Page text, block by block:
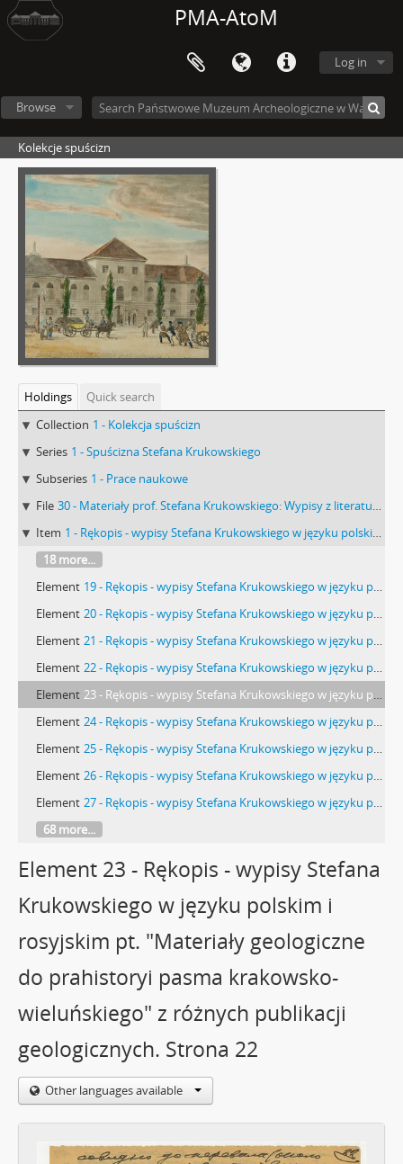
PMA-AtoM
Log in
Browse
Kolekcje spuścizn
Holdings
Quick search
Collection 1 - Kolekcja spuścizn
Series 1 - Spuścizna Stefana Krukowskiego
Subseries 1 - Prace naukowe
File 30 - Materiały prof. Stefana Krukowskiego: Wypisy z literatury cz.III
Item 1 - Rękopis - wypisy Stefana Krukowskiego w języku polskim i rosyjskim pt. "Materiały geologiczne do prahistoryi pasma krakowsko-wieluńskiego" z różnych publikacji geologicznych. Autorska numeracja stron.
18 more...
Element 19 - Rękopis - wypisy Stefana Krukowskiego w języku polskim i rosyjskim pt. "Materiały geologiczne do prahistoryi pasma krakowsko-wieluńskiego" z różnych publikacji geologicznych. Strona 18
Element 20 - Rękopis - wypisy Stefana Krukowskiego w języku polskim i rosyjskim pt. "Materiały geologiczne do prahistoryi pasma krakowsko-wieluńskiego" z różnych publikacji geologicznych. Strona 19
Element 21 - Rękopis - wypisy Stefana Krukowskiego w języku polskim i rosyjskim pt. "Materiały geologiczne do prahistoryi pasma krakowsko-wieluńskiego" z różnych publikacji geologicznych. Strona 20
Element 22 - Rękopis - wypisy Stefana Krukowskiego w języku polskim i rosyjskim pt. "Materiały geologiczne do prahistoryi pasma krakowsko-wieluńskiego" z różnych publikacji geologicznych. Strona 21
Element 23 - Rękopis - wypisy Stefana Krukowskiego w języku polskim i rosyjskim pt. "Materiały geologiczne do prahistoryi pasma krakowsko-wieluńskiego" z różnych publikacji geologicznych. Strona 22
Element 24 - Rękopis - wypisy Stefana Krukowskiego w języku polskim i rosyjskim pt. "Materiały geologiczne do prahistoryi pasma krakowsko-wieluńskiego" z różnych publikacji geologicznych. Strona 23
Element 25 - Rękopis - wypisy Stefana Krukowskiego w języku polskim i rosyjskim pt. "Materiały geologiczne do prahistoryi pasma krakowsko-wieluńskiego" z różnych publikacji geologicznych. Strona 24
Element 26 - Rękopis - wypisy Stefana Krukowskiego w języku polskim i rosyjskim pt. "Materiały geologiczne do prahistoryi pasma krakowsko-wieluńskiego" z różnych publikacji geologicznych. Strona 25
Element 27 - Rękopis - wypisy Stefana Krukowskiego w języku polskim i rosyjskim pt. "Materiały geologiczne do prahistoryi pasma krakowsko-wieluńskiego" z różnych publikacji geologicznych. Strona 26
68 more...
Element 23 - Rękopis - wypisy Stefana
Krukowskiego w języku polskim i
rosyjskim pt. "Materiały geologiczne
do prahistoryi pasma krakowsko-
wieluńskiego" z różnych publikacji
geologicznych. Strona 22
Other languages available